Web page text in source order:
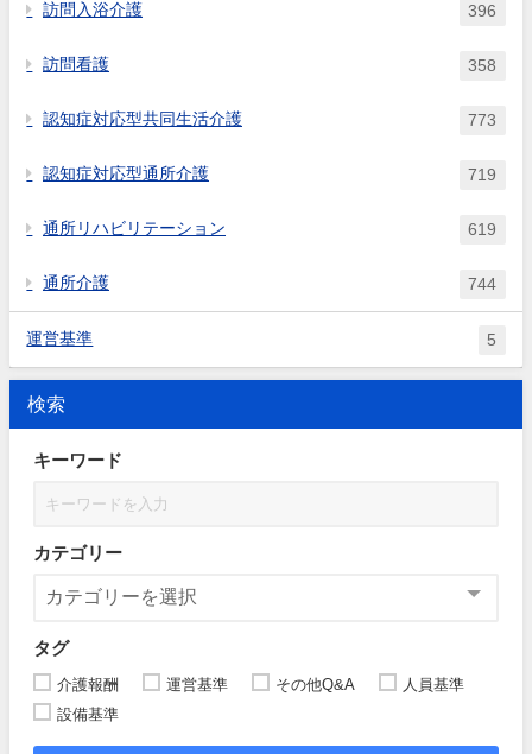
訪問入浴介護 396
訪問看護 358
認知症対応型共同生活介護 773
認知症対応型通所介護 719
通所リハビリテーション 619
通所介護 744
運営基準 5
検索
キーワード
カテゴリー
タグ
介護報酬 運営基準 その他Q&A
人員基準
設備基準